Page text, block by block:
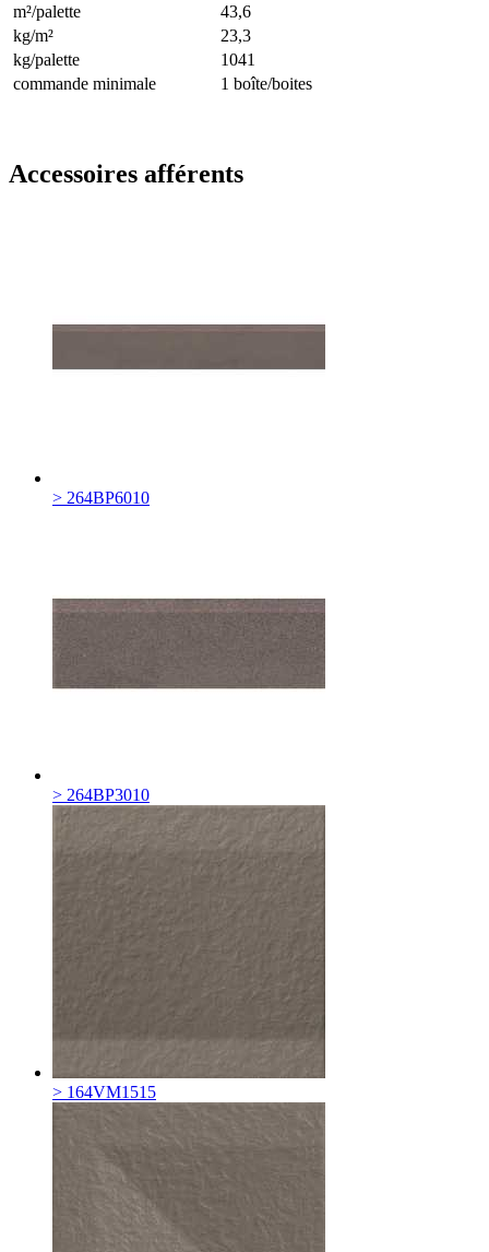
m²/palette
43,6
kg/m²
23,3
kg/palette
1041
commande minimale
1 boîte/boites
Accessoires afférents
> 264BP6010
> 264BP3010
> 164VM1515